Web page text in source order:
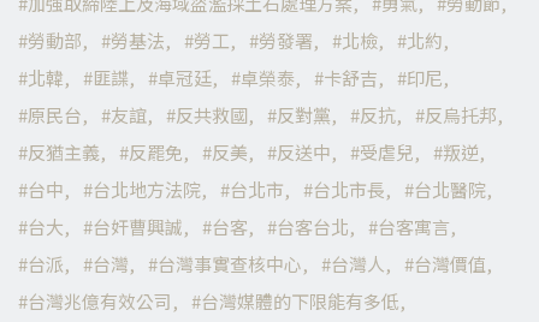
勞動部
勞基法 勞工 勞發署 北檢
北約
北韓
匪諜 卓冠廷 卓榮泰 卡舒吉
印尼
原民台
友誼 反共救國 反對黨 反抗
反烏托邦
反猶主義
反罷免 反美 反送中 受虐兒
叛逆
台中
台北地方法院 台北市 台北市長
台北醫院
台大
台奸曹興誠 台客 台客台北
台客寓言
台派
台灣 台灣事實查核中心 台灣人
台灣價值
台灣兆億有效公司
台灣媒體的下限能有多低